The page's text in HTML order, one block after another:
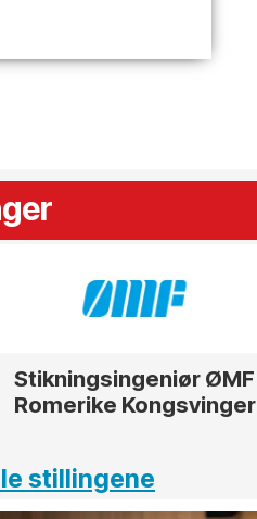
Stikningsingeniør ØMF
Romerike Kongsvinger
stillingene